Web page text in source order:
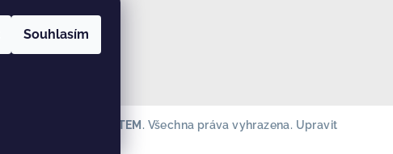
Souhlasím
HEZKY ČESKY DĚTEM . Všechna práva vyhrazena. Upravit